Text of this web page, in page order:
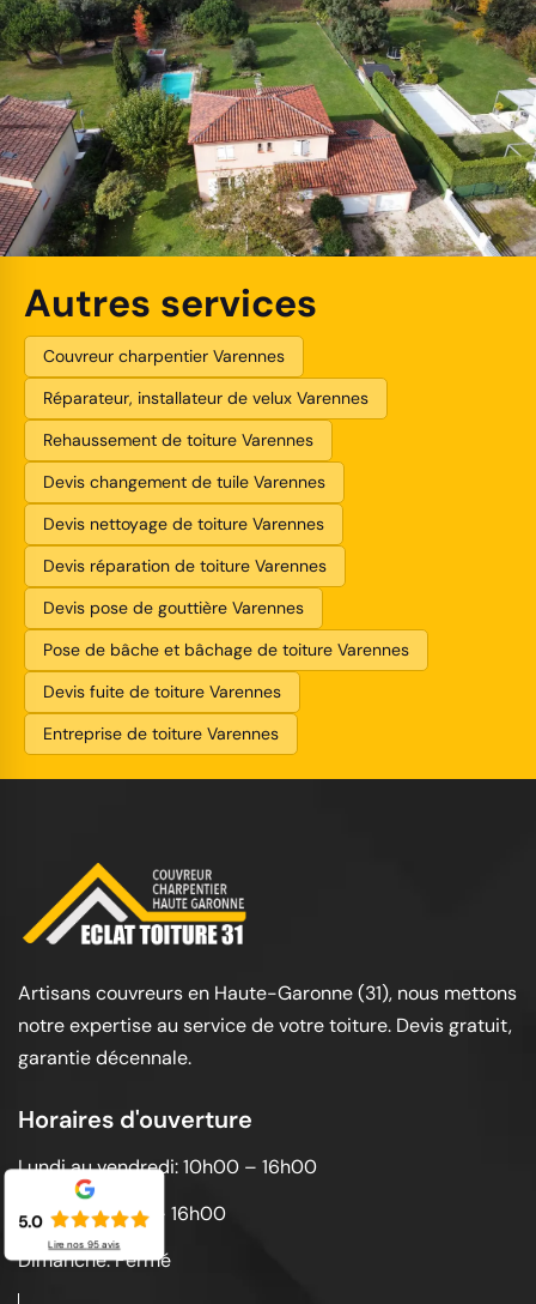
Autres services
Couvreur charpentier Varennes
Réparateur, installateur de velux Varennes
Rehaussement de toiture Varennes
Devis changement de tuile Varennes
Devis nettoyage de toiture Varennes
Devis réparation de toiture Varennes
Devis pose de gouttière Varennes
Pose de bâche et bâchage de toiture Varennes
Devis fuite de toiture Varennes
Entreprise de toiture Varennes
Artisans couvreurs en Haute-Garonne (31), nous mettons
notre expertise au service de votre toiture. Devis gratuit,
garantie décennale.
Horaires d'ouverture
Lundi au vendredi: 10h00 – 16h00
Samedi: 10h00 – 16h00
Dimanche: Fermé
5.0
Lire nos 95avis